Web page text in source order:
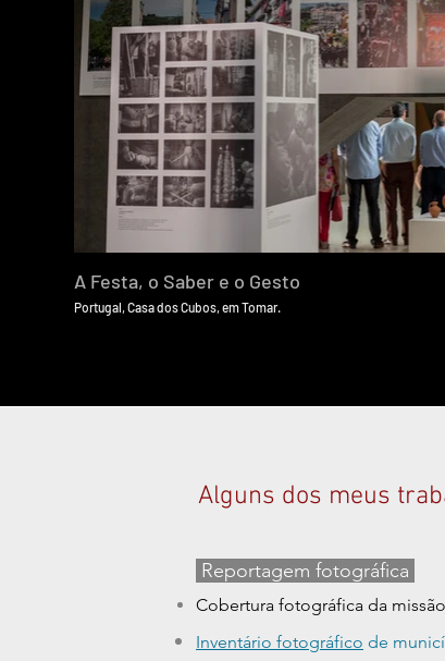
A Festa, o Saber e o Gesto
Portugal, Casa dos Cubos, em Tomar.
Alguns dos meus
Reportagem fotográfica
Cobertura fotográfica da
Inventário fotográfico de